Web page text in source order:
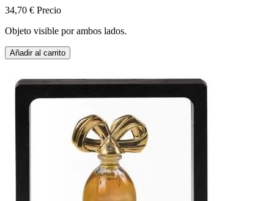
34,70 € Precio
Objeto visible por ambos lados.
Añadir al carrito